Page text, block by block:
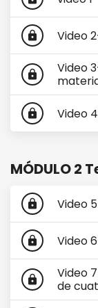
lock Video
lock
Video
lock Video
MÓDULO 2
lock Video
lock Video
lock
Video
de